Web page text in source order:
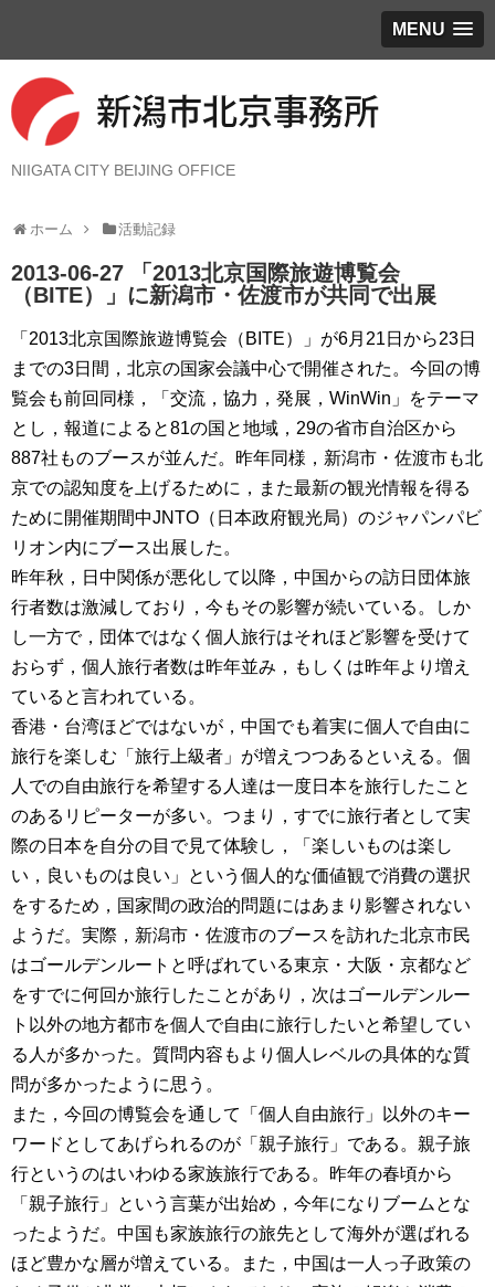
MENU
NIIGATA CITY BEIJING OFFICE
ホーム 活動記録
2013-06-27 「2013北京国際旅遊博覧会
（BITE）」に新潟市・佐渡市が共同で出展
「2013北京国際旅遊博覧会（BITE）」が6月21日から23日
までの3日間，北京の国家会議中心で開催された。今回の博
覧会も前回同様，「交流，協力，発展，WinWin」をテーマ
とし，報道によると81の国と地域，29の省市自治区から
887社ものブースが並んだ。昨年同様，新潟市・佐渡市も北
京での認知度を上げるために，また最新の観光情報を得る
ために開催期間中JNTO（日本政府観光局）のジャパンパビ
リオン内にブース出展した。
昨年秋，日中関係が悪化して以降，中国からの訪日団体旅
行者数は激減しており，今もその影響が続いている。しか
し一方で，団体ではなく個人旅行はそれほど影響を受けて
おらず，個人旅行者数は昨年並み，もしくは昨年より増え
ていると言われている。
香港・台湾ほどではないが，中国でも着実に個人で自由に
旅行を楽しむ「旅行上級者」が増えつつあるといえる。個
人での自由旅行を希望する人達は一度日本を旅行したこと
のあるリピーターが多い。つまり，すでに旅行者として実
際の日本を自分の目で見て体験し，「楽しいものは楽し
い，良いものは良い」という個人的な価値観で消費の選択
をするため，国家間の政治的問題にはあまり影響されない
ようだ。実際，新潟市・佐渡市のブースを訪れた北京市民
はゴールデンルートと呼ばれている東京・大阪・京都など
をすでに何回か旅行したことがあり，次はゴールデンルー
ト以外の地方都市を個人で自由に旅行したいと希望してい
る人が多かった。質問内容もより個人レベルの具体的な質
問が多かったように思う。
また，今回の博覧会を通して「個人自由旅行」以外のキー
ワードとしてあげられるのが「親子旅行」である。親子旅
行というのはいわゆる家族旅行である。昨年の春頃から
「親子旅行」という言葉が出始め，今年になりブームとな
ったようだ。中国も家族旅行の旅先として海外が選ばれる
ほど豊かな層が増えている。また，中国は一人っ子政策の